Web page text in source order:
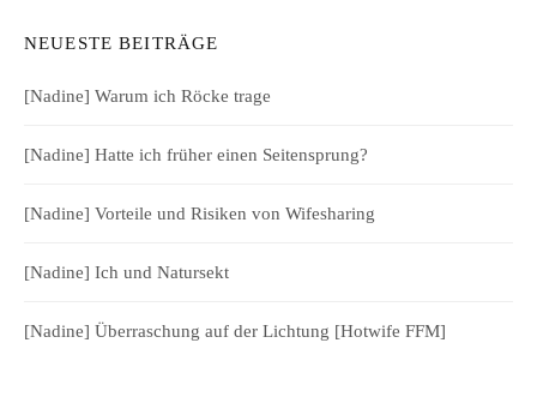
NEUESTE BEITRÄGE
[Nadine] Warum ich Röcke trage
[Nadine] Hatte ich früher einen Seitensprung?
[Nadine] Vorteile und Risiken von Wifesharing
[Nadine] Ich und Natursekt
[Nadine] Überraschung auf der Lichtung [Hotwife FFM]